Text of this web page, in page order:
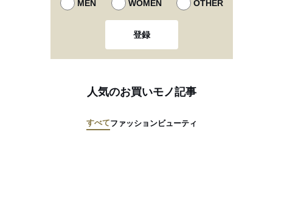
MEN WOMEN OTHER
登録
人気のお買いモノ記事
すべてファッションビューティ